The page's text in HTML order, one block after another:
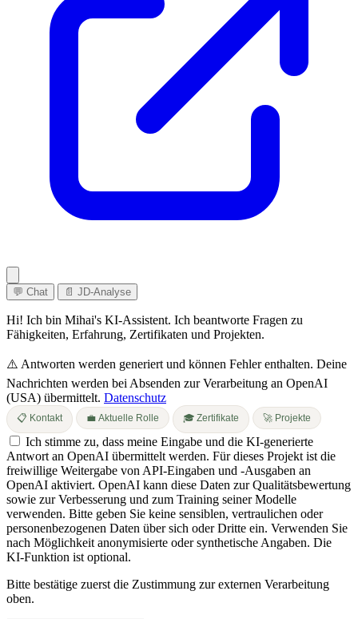
💬 Chat 📄 JD-Analyse
Hi! Ich bin Mihai's KI-Assistent. Ich beantworte Fragen zu
Fähigkeiten, Erfahrung, Zertifikaten und Projekten.
⚠️ Antworten werden generiert und können Fehler enthalten. Deine
Nachrichten werden bei Absenden zur Verarbeitung an OpenAI
(USA) übermittelt. Datenschutz
📋 Kontakt 💼 Aktuelle Rolle 🎓 Zertifikate 🚀 Projekte
Ich stimme zu, dass meine Eingabe und die KI-generierte
Antwort an OpenAI übermittelt werden. Für dieses Projekt ist die
freiwillige Weitergabe von API-Eingaben und -Ausgaben an
OpenAI aktiviert. OpenAI kann diese Daten zur Qualitätsbewertung
sowie zur Verbesserung und zum Training seiner Modelle
verwenden. Bitte geben Sie keine sensiblen, vertraulichen oder
personenbezogenen Daten über sich oder Dritte ein. Verwenden Sie
nach Möglichkeit anonymisierte oder synthetische Angaben. Die
KI-Funktion ist optional.
Bitte bestätige zuerst die Zustimmung zur externen Verarbeitung
oben.